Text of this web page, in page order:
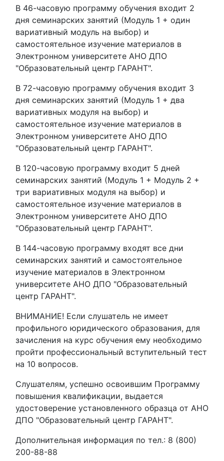
В 46-часовую программу обучения входит 2
дня семинарских занятий (Модуль 1 + один
вариативный модуль на выбор) и
самостоятельное изучение материалов в
Электронном университете АНО ДПО
"Образовательный центр ГАРАНТ".
В 72-часовую программу обучения входит 3
дня семинарских занятий (Модуль 1 + два
вариативных модуля на выбор) и
самостоятельное изучение материалов в
Электронном университете АНО ДПО
"Образовательный центр ГАРАНТ".
В 120-часовую программу входит 5 дней
семинарских занятий (Модуль 1 + Модуль 2 +
три вариативных модуля на выбор) и
самостоятельное изучение материалов в
Электронном университете АНО ДПО
"Образовательный центр ГАРАНТ".
В 144-часовую программу входят все дни
семинарских занятий и самостоятельное
изучение материалов в Электронном
университете АНО ДПО "Образовательный
центр ГАРАНТ".
ВНИМАНИЕ! Если слушатель не имеет
профильного юридического образования, для
зачисления на курс обучения ему необходимо
пройти профессиональный вступительный тест
на 10 вопросов.
Слушателям, успешно освоившим Программу
повышения квалификации, выдается
удостоверение установленного образца от АНО
ДПО "Образовательный центр ГАРАНТ".
Дополнительная информация по тел.: 8 (800)
200-88-88